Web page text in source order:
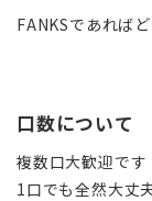
FANKSであれば
口数について
複数口大歓迎です
1口でも全然大丈